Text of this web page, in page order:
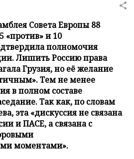
Совета Европы 88
«против» и 10
полномочия
Лишить Россию права
Грузия, но её желание
Тем не менее
в полном составе
Так как, по словам
эта «дискуссия не связана
и ПАСЕ, а связана с
моментами».